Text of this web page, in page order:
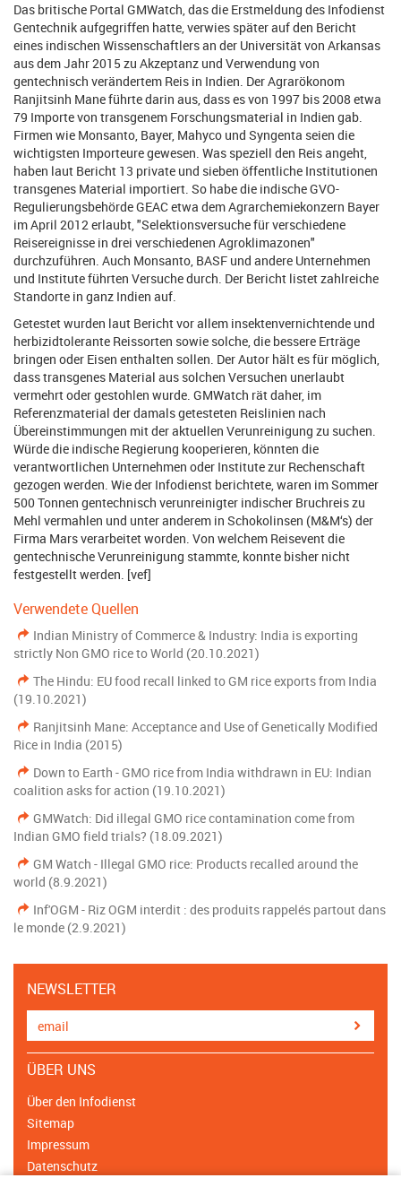
Das britische Portal GMWatch, das die Erstmeldung des Infodienst
Gentechnik aufgegriffen hatte, verwies später auf den Bericht
eines indischen Wissenschaftlers an der Universität von Arkansas
aus dem Jahr 2015 zu Akzeptanz und Verwendung von
gentechnisch verändertem Reis in Indien. Der Agrarökonom
Ranjitsinh Mane führte darin aus, dass es von 1997 bis 2008 etwa
79 Importe von transgenem Forschungsmaterial in Indien gab.
Firmen wie Monsanto, Bayer, Mahyco und Syngenta seien die
wichtigsten Importeure gewesen. Was speziell den Reis angeht,
haben laut Bericht 13 private und sieben öffentliche Institutionen
transgenes Material importiert. So habe die indische GVO-
Regulierungsbehörde GEAC etwa dem Agrarchemiekonzern Bayer
im April 2012 erlaubt, "Selektionsversuche für verschiedene
Reisereignisse in drei verschiedenen Agroklimazonen"
durchzuführen. Auch Monsanto, BASF und andere Unternehmen
und Institute führten Versuche durch. Der Bericht listet zahlreiche
Standorte in ganz Indien auf.
Getestet wurden laut Bericht vor allem insektenvernichtende und
herbizidtolerante Reissorten sowie solche, die bessere Erträge
bringen oder Eisen enthalten sollen. Der Autor hält es für möglich,
dass transgenes Material aus solchen Versuchen unerlaubt
vermehrt oder gestohlen wurde. GMWatch rät daher, im
Referenzmaterial der damals getesteten Reislinien nach
Übereinstimmungen mit der aktuellen Verunreinigung zu suchen.
Würde die indische Regierung kooperieren, könnten die
verantwortlichen Unternehmen oder Institute zur Rechenschaft
gezogen werden. Wie der Infodienst berichtete, waren im Sommer
500 Tonnen gentechnisch verunreinigter indischer Bruchreis zu
Mehl vermahlen und unter anderem in Schokolinsen (M&M‘s) der
Firma Mars verarbeitet worden. Von welchem Reisevent die
gentechnische Verunreinigung stammte, konnte bisher nicht
festgestellt werden. [vef]
Verwendete Quellen
Indian Ministry of Commerce & Industry: India is exporting
strictly Non GMO rice to World (20.10.2021)
The Hindu: EU food recall linked to GM rice exports from India
(19.10.2021)
Ranjitsinh Mane: Acceptance and Use of Genetically Modified
Rice in India (2015)
Down to Earth - GMO rice from India withdrawn in EU: Indian
coalition asks for action (19.10.2021)
GMWatch: Did illegal GMO rice contamination come from
Indian GMO field trials? (18.09.2021)
GM Watch - Illegal GMO rice: Products recalled around the
world (8.9.2021)
Inf'OGM - Riz OGM interdit : des produits rappelés partout dans
le monde (2.9.2021)
NEWSLETTER
ÜBER UNS
Über den Infodienst
Sitemap
Impressum
Datenschutz